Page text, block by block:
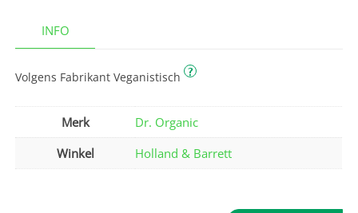
INFO
Volgens Fabrikant Veganistisch ?
Merk
Dr. Organic
Winkel
Holland & Barrett